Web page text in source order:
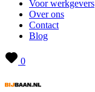
Voor werkgevers
Over ons
Contact
Blog
0